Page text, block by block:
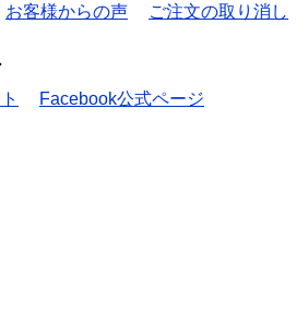
お客様からの声 ご注文の取り消し
Facebook公式ページ